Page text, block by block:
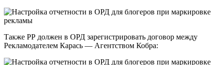
Также РР должен в ОРД зарегистрировать договор между
Рекламодателем Карась — Агентством Кобра: